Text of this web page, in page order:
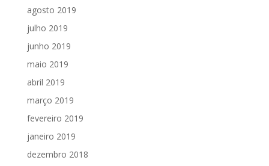
agosto 2019
julho 2019
junho 2019
maio 2019
abril 2019
março 2019
fevereiro 2019
janeiro 2019
dezembro 2018